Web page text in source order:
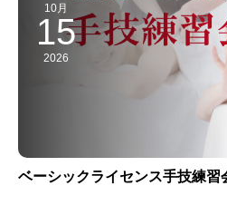
10月
15
2026
ベーシックライセンス手技練習